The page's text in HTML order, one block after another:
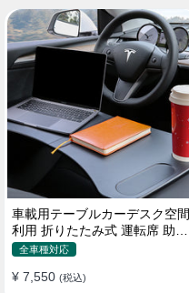
車載用テーブルカーデスク空間
利用 折りたたみ式 運転席 助手
席 多機能 滑り止め 安定
全車種対応
¥ 7,550 (税込)